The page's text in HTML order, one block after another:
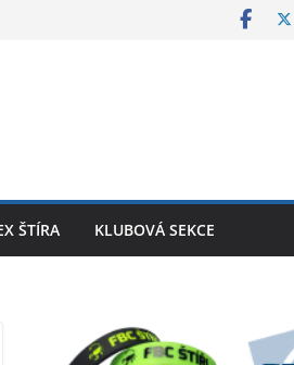
ŠTÍRA KLUBOVÁ SEKCE